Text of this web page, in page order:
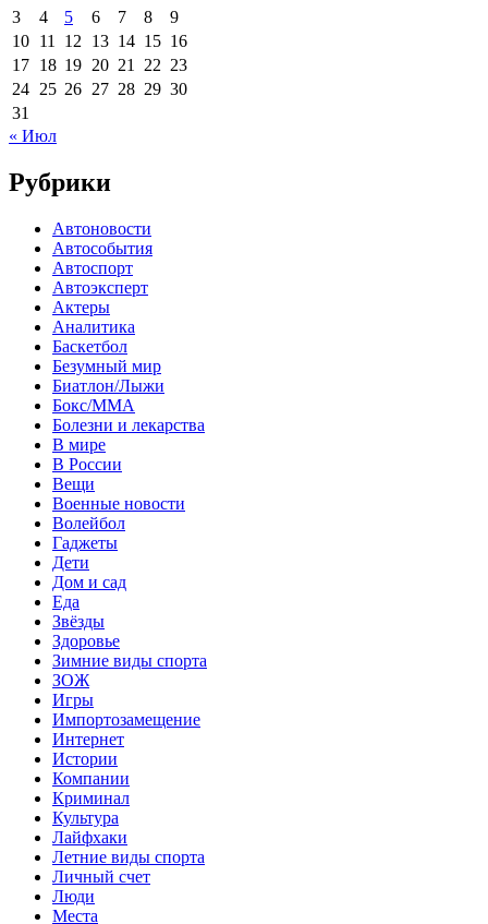
3
4 5 6 7 8
9
10 11 12 13 14 15 16
17 18 19 20 21 22 23
24 25 26 27 28 29 30
31
« Июл
Рубрики
Автоновости
Автособытия
Автоспорт
Автоэксперт
Актеры
Аналитика
Баскетбол
Безумный мир
Биатлон/Лыжи
Бокс/MMA
Болезни и лекарства
В мире
В России
Вещи
Военные новости
Волейбол
Гаджеты
Дети
Дом и сад
Еда
Звёзды
Здоровье
Зимние виды спорта
ЗОЖ
Игры
Импортозамещение
Интернет
Истории
Компании
Криминал
Культура
Лайфхаки
Летние виды спорта
Личный счет
Люди
Места